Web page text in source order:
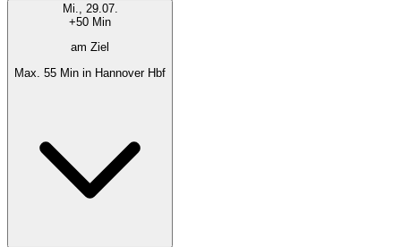
Mi., 29.07.
+50 Min
am Ziel
Max. 55 Min in Hannover Hbf